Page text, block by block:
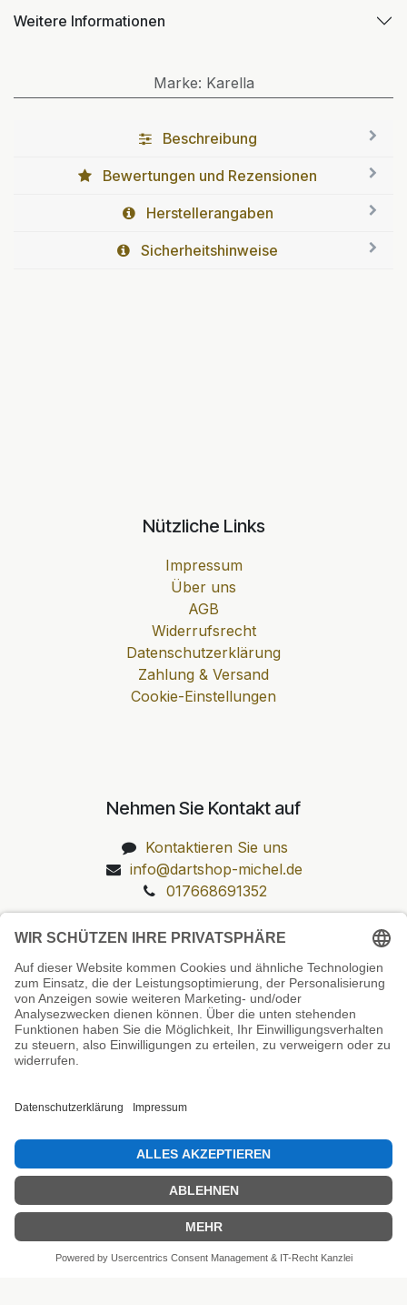
Weitere Informationen
Marke: Karella
Beschreibung
Bewertungen und Rezensionen
Herstellerangaben
Sicherheitshinweise
Nützliche Links
Impressum
Über uns
AGB
Widerrufsrecht
Datenschutzerklärung
Zahlung & Versand
Cookie-Einstellungen
Nehmen Sie Kontakt auf
Kontaktieren Sie uns
info@dartshop-michel.de
017668691352
Unsere Prüfsiegel